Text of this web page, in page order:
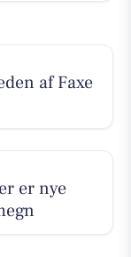
af Faxe
er nye